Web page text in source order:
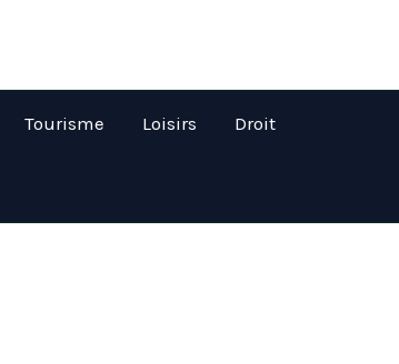
Tourisme Loisirs Droit